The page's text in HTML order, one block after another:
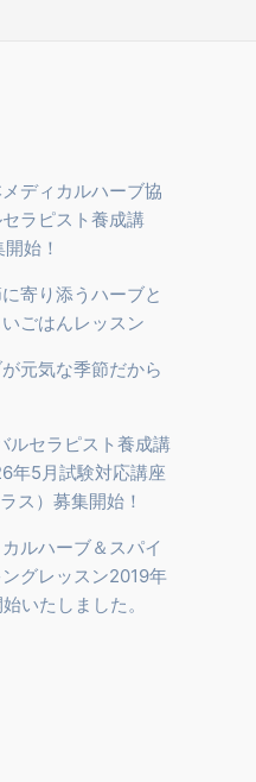
メディカルハーブ協
ラピスト養成講
始！
寄り添うハーブと
ごはんレッスン
元気な季節だから
ルセラピスト養成講
5月試験対応講座
ス）募集開始！
ルハーブ＆スパイ
グレッスン2019年
いたしました。